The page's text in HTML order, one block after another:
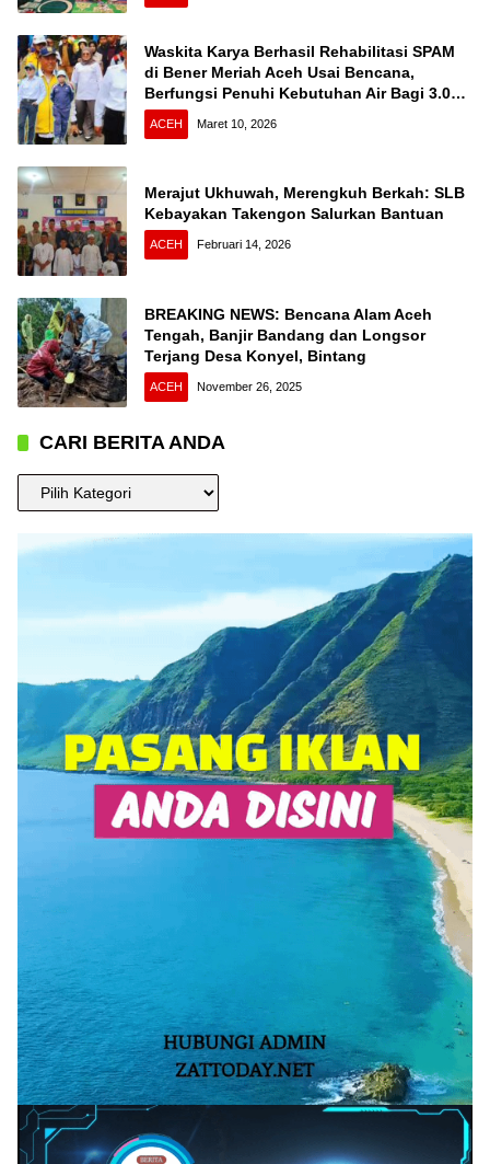
Waskita Karya Berhasil Rehabilitasi SPAM
di Bener Meriah Aceh Usai Bencana,
Berfungsi Penuhi Kebutuhan Air Bagi 3.000
KK
ACEH Maret 10, 2026
Merajut Ukhuwah, Merengkuh Berkah: SLB
Kebayakan Takengon Salurkan Bantuan
ACEH Februari 14, 2026
BREAKING NEWS: Bencana Alam Aceh
Tengah, Banjir Bandang dan Longsor
Terjang Desa Konyel, Bintang
ACEH November 26, 2025
CARI BERITA ANDA
CARI
BERITA